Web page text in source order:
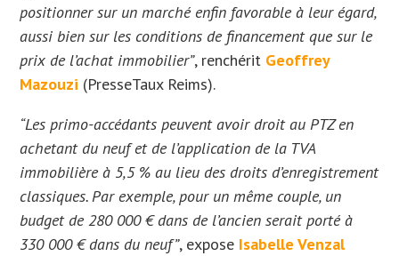
positionner sur un marché enfin favorable à leur égard,
aussi bien sur les conditions de financement que sur le
prix de l’achat immobilier”, renchérit Geoffrey
Mazouzi (PresseTaux Reims).
“Les primo-accédants peuvent avoir droit au PTZ en
achetant du neuf et de l’application de la TVA
immobilière à 5,5 % au lieu des droits d’enregistrement
classiques. Par exemple, pour un même couple, un
budget de 280 000 € dans de l’ancien serait porté à
330 000 € dans du neuf”, expose Isabelle Venzal